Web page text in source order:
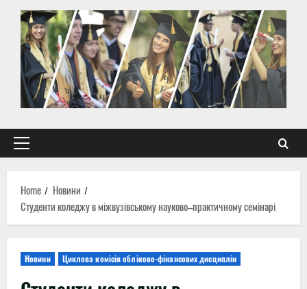
Primary
Home
Новини
Студенти коледжу в міжвузівському науково–практичному семінарі
Новини Циклова комісія обліково-фінансових дисциплін